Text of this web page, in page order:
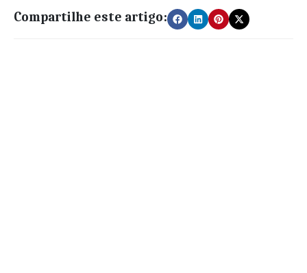
Compartilhe este artigo: